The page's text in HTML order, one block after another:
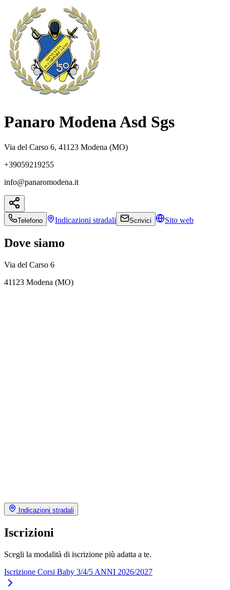
Panaro Modena Asd Sgs
Via del Carso 6, 41123 Modena (MO)
+39059219255
info@panaromodena.it
Telefono Indicazioni stradali Scrivici Sito web
Dove siamo
Via del Carso 6
41123 Modena (MO)
Indicazioni stradali
Iscrizioni
Scegli la modalità di iscrizione più adatta a te.
Iscrizione Corsi Baby 3/4/5 ANNI 2026/2027